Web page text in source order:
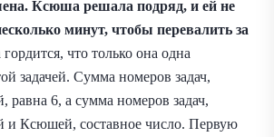
Ксюша решала подряд, и ей не
минут, чтобы перевалить за
что только она одна
задачей. Сумма номеров задач,
6, а сумма номеров задач,
Ксюшей, составное число. Первую